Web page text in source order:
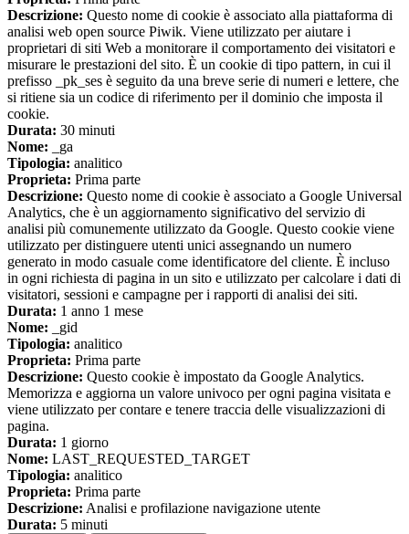
Descrizione: Questo nome di cookie è associato alla piattaforma di
analisi web open source Piwik. Viene utilizzato per aiutare i
proprietari di siti Web a monitorare il comportamento dei visitatori e
misurare le prestazioni del sito. È un cookie di tipo pattern, in cui il
prefisso _pk_ses è seguito da una breve serie di numeri e lettere, che
si ritiene sia un codice di riferimento per il dominio che imposta il
cookie.
Durata: 30 minuti
Nome: _ga
Tipologia: analitico
Proprieta: Prima parte
Descrizione: Questo nome di cookie è associato a Google Universal
Analytics, che è un aggiornamento significativo del servizio di
analisi più comunemente utilizzato da Google. Questo cookie viene
utilizzato per distinguere utenti unici assegnando un numero
generato in modo casuale come identificatore del cliente. È incluso
in ogni richiesta di pagina in un sito e utilizzato per calcolare i dati di
visitatori, sessioni e campagne per i rapporti di analisi dei siti.
Durata: 1 anno 1 mese
Nome: _gid
Tipologia: analitico
Proprieta: Prima parte
Descrizione: Questo cookie è impostato da Google Analytics.
Memorizza e aggiorna un valore univoco per ogni pagina visitata e
viene utilizzato per contare e tenere traccia delle visualizzazioni di
pagina.
Durata: 1 giorno
Nome: LAST_REQUESTED_TARGET
Tipologia: analitico
Proprieta: Prima parte
Descrizione: Analisi e profilazione navigazione utente
Durata: 5 minuti